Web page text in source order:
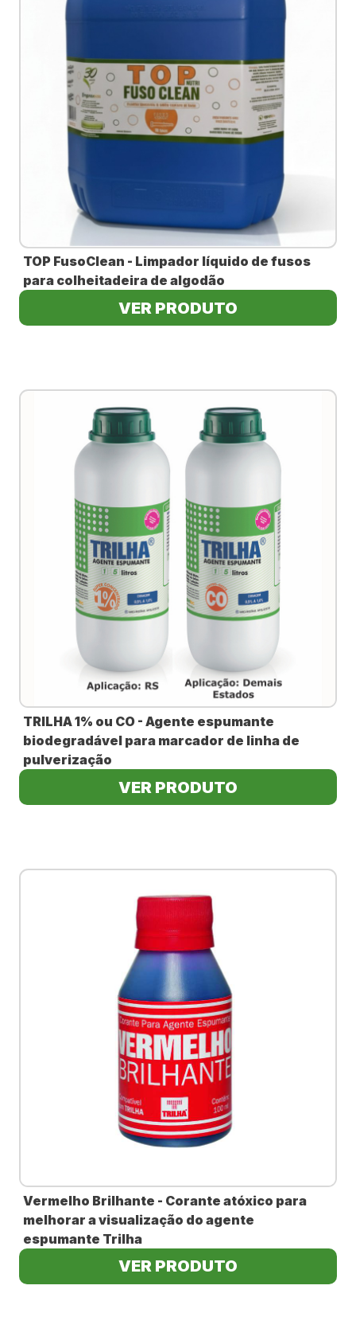
TOP FusoClean - Limpador líquido de fusos
para colheitadeira de algodão
VER PRODUTO
TRILHA 1% ou CO - Agente espumante
biodegradável para marcador de linha de
pulverização
VER PRODUTO
Vermelho Brilhante - Corante atóxico para
melhorar a visualização do agente
espumante Trilha
VER PRODUTO